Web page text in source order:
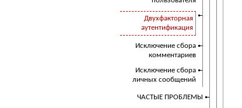
Двухфакторная
аутентификация
Исключение сбора
комментариев
Исключение сбора
личных сообщений
ЧАСТЫЕ ПРОБЛЕМЫ